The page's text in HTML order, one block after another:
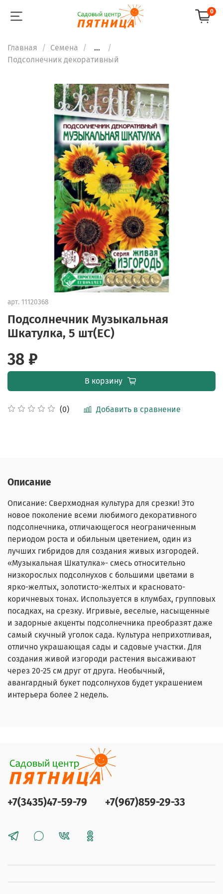
0
Главная Семена
...
Подсолнечник декоративный
арт. 11120368
Подсолнечник Музыкальная
Шкатулка, 5 шт(ЕС)
(0) Добавить в сравнение
38 ₽
В корзину
Описание
Описание: Сверхмодная культура для срезки! Это
новое поколение всеми любимого декоративного
подсолнечника, отличающегося неограниченным
периодом роста и обильным цветением, один из
лучших гибридов для создания живых изгородей.
«Музыкальная Шкатулка»- смесь относительно
низкорослых подсолнухов с большими цветами в
ярко-желтых, золотисто-желтых и красновато-
коричневых тонах. Используется в клумбах, групповых
посадках, на срезку. Игривые, веселые, насыщенные
и задорные акценты подсолнечника преобразят даже
самый скучный уголок сада. Культура неприхотливая,
отлично украшающая сады и садовые участки. Для
создания живой изгороди растения высаживают
через 20-25 см друг от друга. Необычный,
авангардный букет подсолнухов будет украшением
интерьера более 2 недель.
+7(3435)47-59-79 +7(967)859-29-33